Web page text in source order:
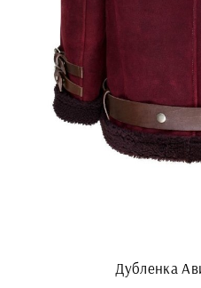
Дубленка